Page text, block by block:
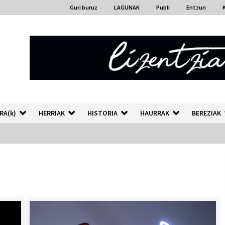
Guri buruz LAGUNAK Publi Entzun
HERRIAK HISTORIA HAURRAK BEREZIAK